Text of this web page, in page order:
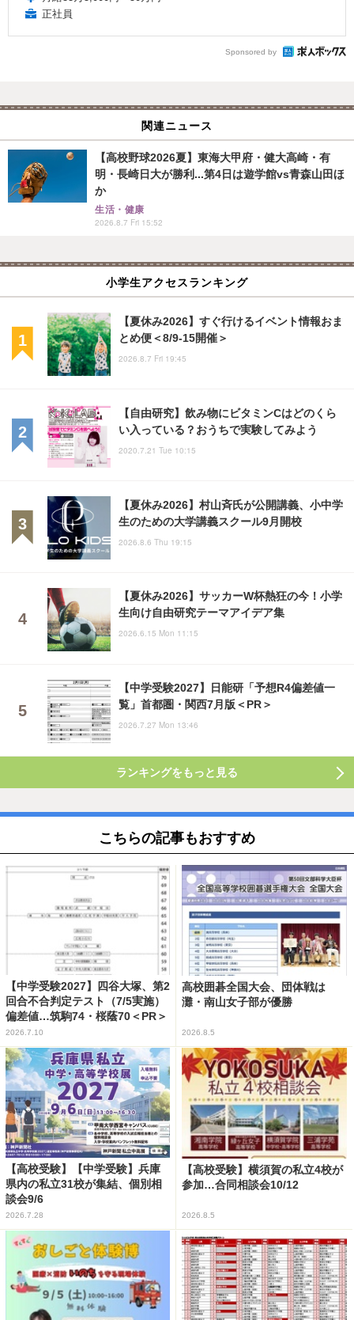
正社員
Sponsored by
関連ニュース
【高校野球2026夏】東海大甲府・健大高崎・有
明・長崎日大が勝利...第4日は遊学館vs青森山田ほ
か
生活・健康
2026.8.7 Fri 15:52
小学生アクセスランキング
【夏休み2026】すぐ行けるイベント情報おま
とめ便＜8/9-15開催＞
2026.8.7 Fri 19:45
【自由研究】飲み物にビタミンCはどのくら
い入っている？おうちで実験してみよう
2020.7.21 Tue 10:15
【夏休み2026】村山斉氏が公開講義、小中学
生のための大学講義スクール9月開校
2026.8.6 Thu 19:15
【夏休み2026】サッカーW杯熱狂の今！小学
生向け自由研究テーマアイデア集
2026.6.15 Mon 11:15
【中学受験2027】日能研「予想R4偏差値一
覧」首都圏・関西7月版＜PR＞
2026.7.27 Mon 13:46
ランキングをもっと見る
こちらの記事もおすすめ
【中学受験2027】四谷大塚、第2
回合不合判定テスト（7/5実施）
偏差値…筑駒74・桜蔭70＜PR＞
2026.7.10
高校囲碁全国大会、団体戦は
灘・南山女子部が優勝
2026.8.5
【高校受験】【中学受験】兵庫
県内の私立31校が集結、個別相
談会9/6
2026.7.28
【高校受験】横須賀の私立4校が
参加…合同相談会10/12
2026.8.5